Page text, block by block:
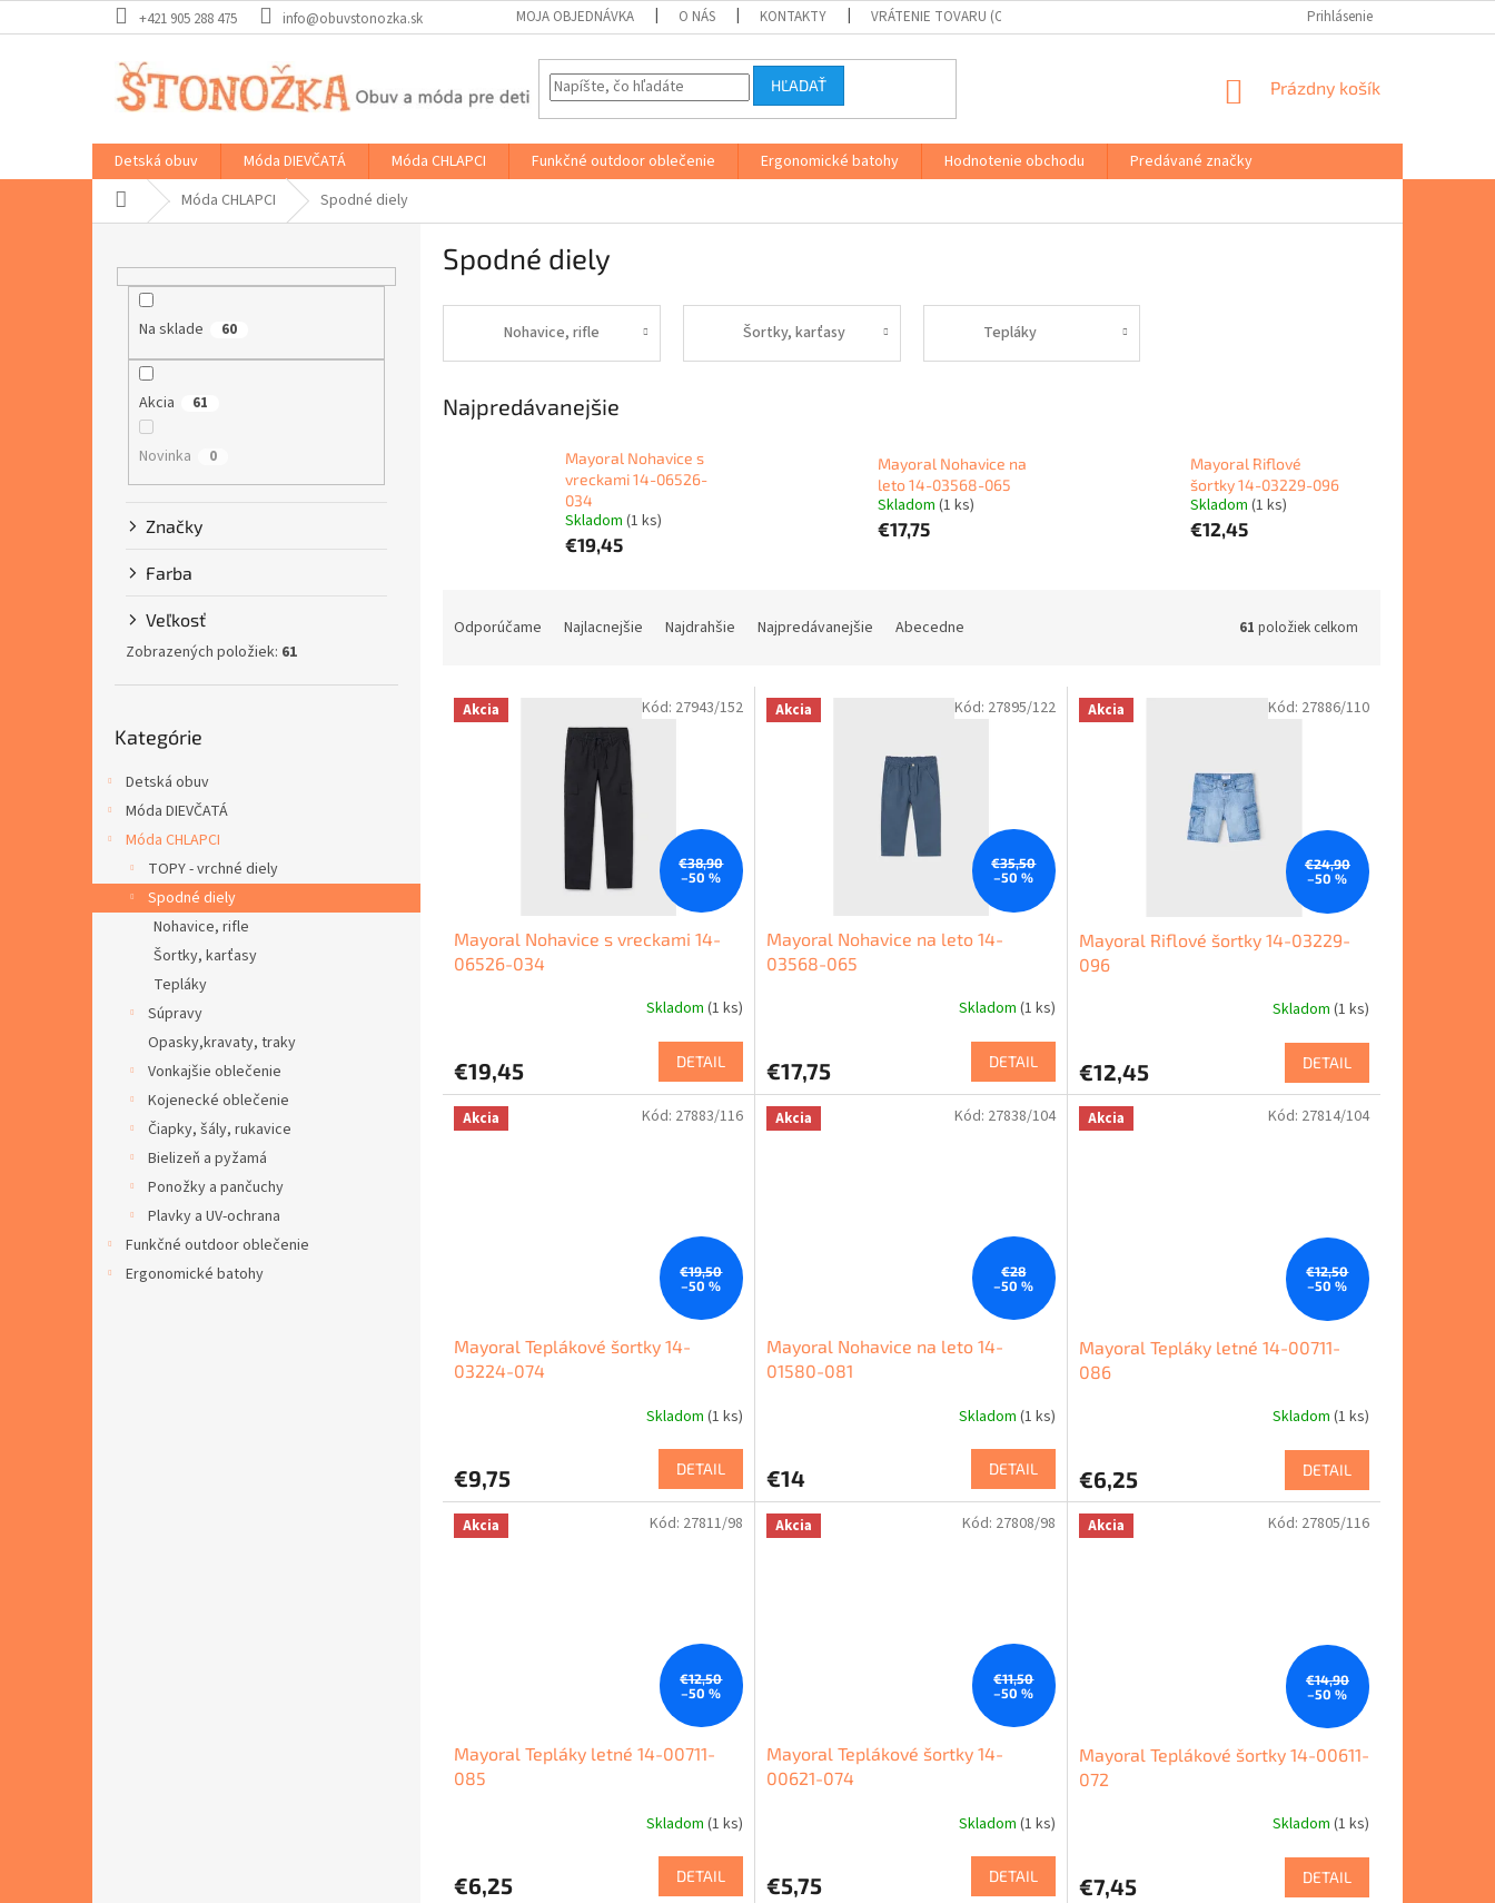
na
+421 905 288 475 info@obuvstonozka.sk MOJA OBJEDNÁVKA O NÁS KONTAKTY VRÁTENIE TOVARU (ODSTÚPENIE OD ZMLUVY) VŠEOBECNÉ OBCHODNÉ
Prihlásenie
HĽADAŤ
NÁKUPNÝ
Prázdny košík
Detská obuv Móda DIEVČATÁ Móda CHLAPCI Funkčné outdoor oblečenie Ergonomické batohy Hodnotenie obchodu
Predávané značky
DomovMóda CHLAPCI Spodné diely
Na sklade 60
Akcia 61
Novinka 0
Značky
Farba
Veľkosť
Zobrazených položiek: 61
kategórie
Kategórie
Detská obuv
Móda DIEVČATÁ
Móda CHLAPCI
TOPY - vrchné diely
Spodné diely
Nohavice, rifle
Šortky, karťasy
Tepláky
Súpravy
Opasky,kravaty, traky
Vonkajšie oblečenie
Kojenecké oblečenie
Čiapky, šály, rukavice
Bielizeň a pyžamá
Ponožky a pančuchy
Plavky a UV-ochrana
Funkčné outdoor oblečenie
Ergonomické batohy
Spodné diely
Nohavice, rifle Šortky, karťasy Tepláky
Najpredávanejšie
Mayoral Nohavice s
vreckami 14-06526-
034
Skladom (1 ks)
€19,45
Mayoral Nohavice na
leto 14-03568-065
Skladom (1 ks)
€17,75
Mayoral Riflové
šortky 14-03229-096
Skladom (1 ks)
€12,45
n
Odporúčame Najlacnejšie Najdrahšie Najpredávanejšie Abecedne 61 položiek celkom
V Akcia
€38,90
–50 %
Mayoral Nohavice s vreckami 14-
06526-034
Skladom (1 ks)
€19,45 DETAIL
Kód: 27943/152 Akcia
€35,50
–50 %
Mayoral Nohavice na leto 14-
03568-065
Skladom (1 ks)
€17,75 DETAIL
Kód: 27895/122 Akcia
€24,90
–50 %
Mayoral Riflové šortky 14-03229-
096
Skladom (1 ks)
€12,45 DETAIL
Kód: 27886/110
Akcia
€19,50
–50 %
Mayoral Teplákové šortky 14-
03224-074
Skladom (1 ks)
€9,75 DETAIL
Kód: 27883/116 Akcia
€28
–50 %
Mayoral Nohavice na leto 14-
01580-081
Skladom (1 ks)
€14 DETAIL
Kód: 27838/104 Akcia
€12,50
–50 %
Mayoral Tepláky letné 14-00711-
086
Skladom (1 ks)
€6,25 DETAIL
Kód: 27814/104
Akcia
€12,50
–50 %
Mayoral Tepláky letné 14-00711-
085
Skladom (1 ks)
€6,25 DETAIL
Kód: 27811/98 Akcia
€11,50
–50 %
Mayoral Teplákové šortky 14-
00621-074
Skladom (1 ks)
€5,75 DETAIL
Kód: 27808/98 Akcia
€14,90
–50 %
Mayoral Teplákové šortky 14-00611-
072
Skladom (1 ks)
€7,45 DETAIL
Kód: 27805/116